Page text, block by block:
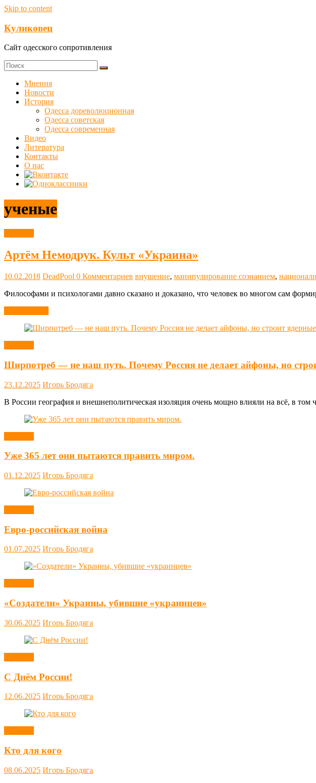
Skip to content
Куликовец
Сайт одесского сопротивления
Мнения
Новости
История
Одесса дореволюционная
Одесса советская
Одесса современная
Видео
Литература
Контакты
О нас
ученые
Артём Немодрук. Культ «Украина»
10.02.2018 DeadPool 0 Комментариев внушение, манипулирование сознанием,
Философами и психологами давно сказано и доказано, что человек во многом сам
Ширпотреб — не наш путь. Почему Россия не делает айфоны, но
23.12.2025 Игорь Бродяга
В России география и внешнеполитическая изоляция очень мощно влияли на всё, в том
Уже 365 лет они пытаются править миром.
01.12.2025 Игорь Бродяга
Евро-российская война
01.07.2025 Игорь Бродяга
«Создатели» Украины, убившие «украинцев»
30.06.2025 Игорь Бродяга
С Днём России!
12.06.2025 Игорь Бродяга
Кто для кого
08.06.2025 Игорь Бродяга